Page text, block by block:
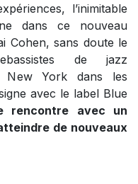
l’inimitable
dans ce nouveau
Cohen, sans doute le
de jazz
New York dans les
avec le label Blue
rencontre avec un
de nouveaux